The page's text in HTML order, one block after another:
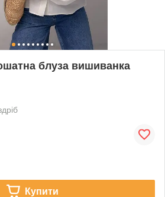
блуза вишиванка
Купити